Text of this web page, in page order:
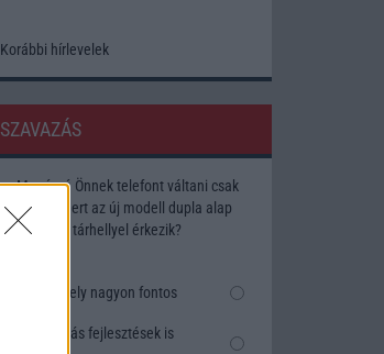
Korábbi hírlevelek
SZAVAZÁS
Megérné Önnek telefont váltani csak
azért, mert az új modell dupla alap
tárhellyel érkezik?
Igen, a tárhely nagyon fontos
Talán, ha más fejlesztések is